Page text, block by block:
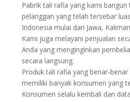
Pabrik tali rafia yang kami bangun
pelanggan yang telah tersebar
Indonesia mulai dari Jawa,
Kami juga melayani penjualan
Anda yang menginginkan
secara langsung.
Produk tali rafia yang benar-
memiliki banyak konsumen yang
Konsumen selalu kembali dan